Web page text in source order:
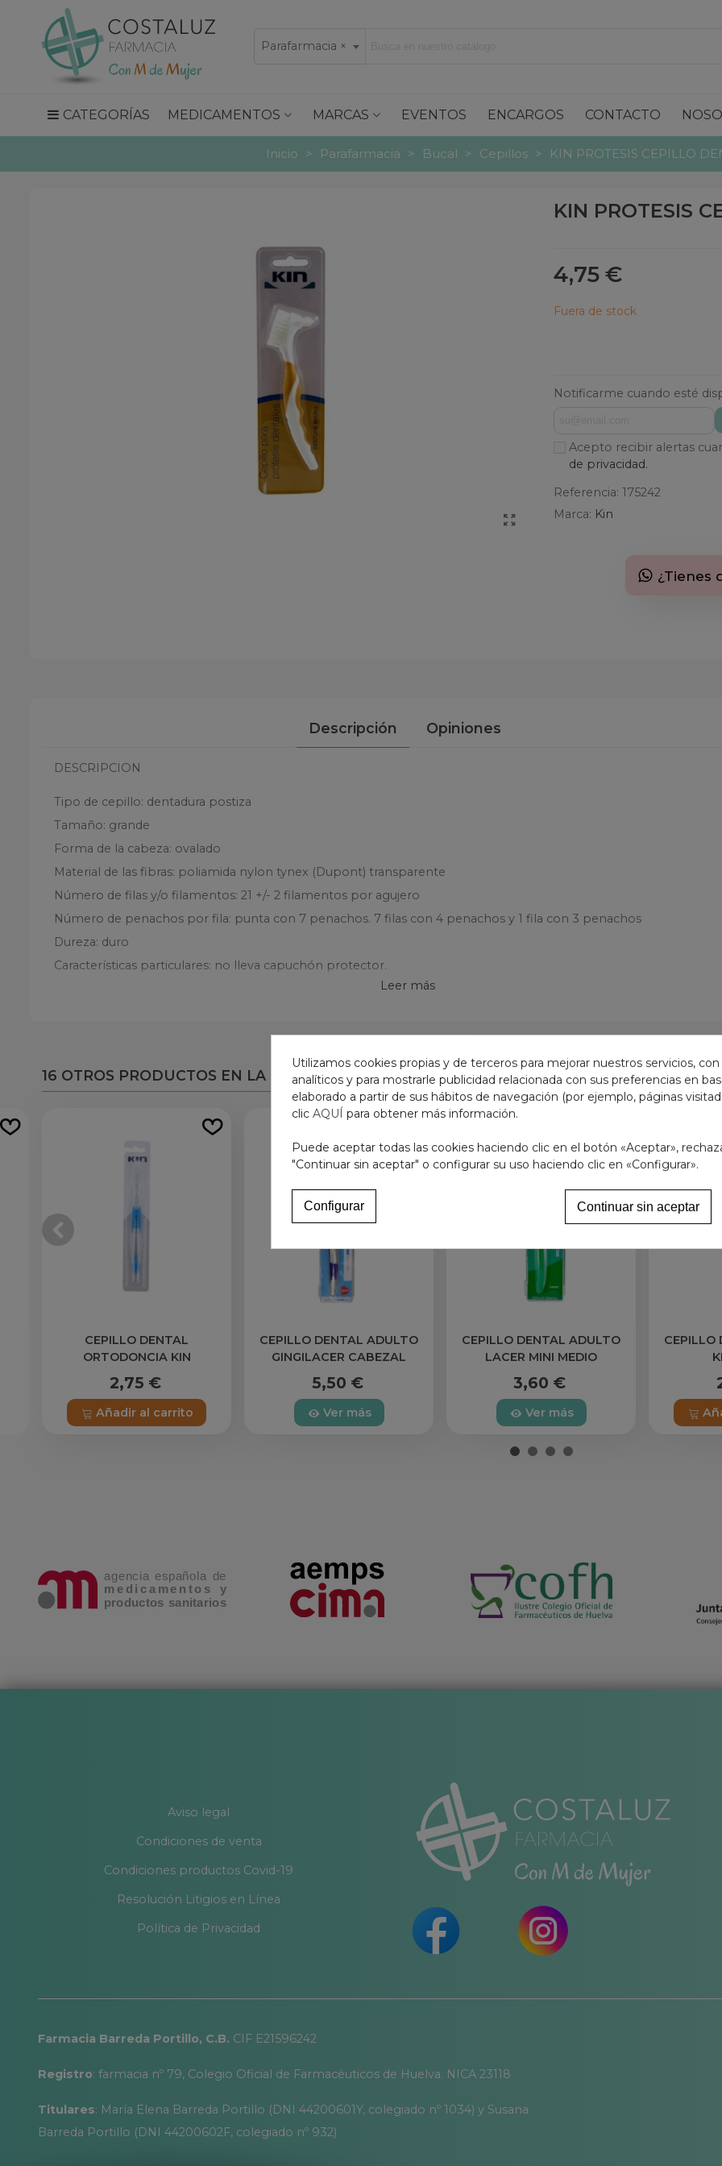
×
Parafarmacia
CATEGORÍAS MEDICAMENTOS MARCAS EVENTOS ENCARGOS CONTACTO
Inicio > Parafarmacia > Bucal > Cepillos > KIN PROTESIS CEPILLO
KIN PROTESIS
4,75 €
Fuera de stock
Notificarme cuando esté
Acepto recibir alertas
de privacidad.
Referencia: 175242
Marca: Kin
¿Tienes
Descripción Opiniones
DESCRIPCION
Tipo de cepillo: dentadura postiza
Tamaño: grande
Forma de la cabeza: ovalado
Material de las fibras: poliamida nylon tynex (Dupont) transparente
Número de filas y/o filamentos: 21 +/- 2 filamentos por agujero
Número de penachos por fila: punta con 7 penachos. 7 filas con 4 penachos y 1 fila con 3 penachos
Dureza: duro
Características particulares: no lleva capuchón protector.
Leer más
16 OTROS PRODUCTOS EN LA MISMA CATEGORÍA:
CEPILLO DENTAL
ORTODONCIA KIN
2,75 €
Añadir al carrito
CEPILLO DENTAL ADULTO
GINGILACER CABEZAL
PEQUEÑO SUAVE
5,50 €
Ver más
CEPILLO DENTAL ADULTO
LACER MINI MEDIO
3,60 €
Ver más
CEPILLO
Aviso legal
Condiciones de venta
Condiciones productos Covid-19
Resolución Litigios en Línea
Política de Privacidad
Farmacia Barreda Portillo, C.B. CIF E21596242
Registro: farmacia nº 79, Colegio Oficial de Farmacéuticos de Huelva. NICA 23118
Titulares: María Elena Barreda Portillo (DNI 44200601Y, colegiado nº 1034) y Susana
Barreda Portillo (DNI 44200602F, colegiado nº 932)
Utilizamos cookies propias y de terceros para mejorar nuestros servicios,
analíticos y para mostrarle publicidad relacionada con sus preferencias en
elaborado a partir de sus hábitos de navegación (por ejemplo, páginas
clic AQUÍ para obtener más información.
Puede aceptar todas las cookies haciendo clic en el botón «Aceptar»,
"Continuar sin aceptar" o configurar su uso haciendo clic en «Configurar».
Continuar sin aceptar
Configurar